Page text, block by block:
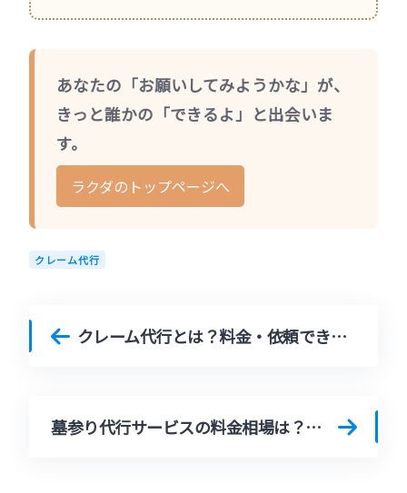
あなたの「お願いしてみようかな」が、
きっと誰かの「できるよ」と出会いま
す。
ラクダのトップページへ
クレーム代行
クレーム代行とは？料金・依頼できる内容・法律の範囲まで徹底解説【おすすめ業者・地域事例あり】
墓参り代行サービスの料金相場は？サービス内容から費用を徹底解説